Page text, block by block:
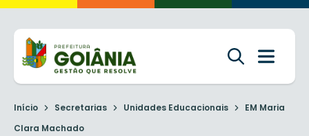
Início Secretarias Unidades Educacionais
EM Maria
Clara Machado